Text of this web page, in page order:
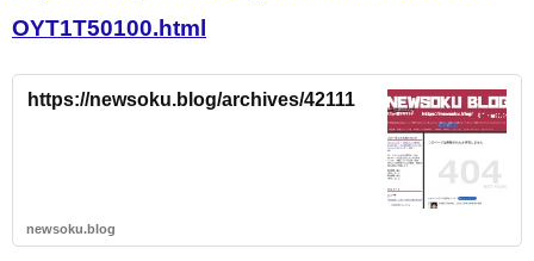
OYT1T50100.html
https://newsoku.blog/archives/42111
newsoku.blog